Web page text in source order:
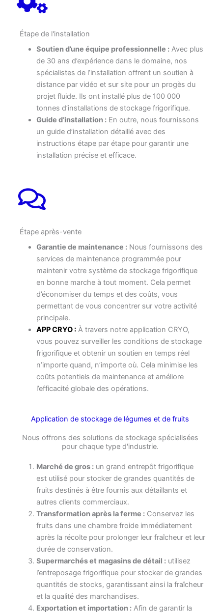
Étape de l'installation
Soutien d’une équipe professionnelle :Avec plus
de 30 ans d’expérience dans le domaine, nos
spécialistes de l’installation offrent un soutien à
distance par vidéo et sur site pour un progès du
projet fluide. Ils ont installé plus de 100 000
tonnes d’installations de stockage frigorifique.
Guide d’installation :En outre, nous fournissons
un guide d’installation détaillé avec des
instructions étape par étape pour garantir une
installation précise et efficace.
Étape après-vente
Garantie de maintenance :Nous fournissons des
services de maintenance programmée pour
maintenir votre système de stockage frigorifique
en bonne marche à tout moment. Cela permet
d’économiser du temps et des coûts, vous
permettant de vous concentrer sur votre activité
principale.
APP CRYO :À travers notre application CRYO,
vous pouvez surveiller les conditions de stockage
frigorifique et obtenir un soutien en temps réel
n’importe quand, n’importe où. Cela minimise les
coûts potentiels de maintenance et améliore
l’efficacité globale des opérations.
Application de stockage de légumes et de fruits
Nous offrons des solutions de stockage spécialisées
pour chaque type d'industrie.
Marché de gros :un grand entrepôt frigorifique
est utilisé pour stocker de grandes quantités de
fruits destinés à être fournis aux détaillants et
autres clients commerciaux.
Transformation après la ferme :Conservez les
fruits dans une chambre froide immédiatement
après la récolte pour prolonger leur fraîcheur et leur
durée de conservation.
Supermarchés et magasins de détail :utilisez
l’entreposage frigorifique pour stocker de grandes
quantités de stocks, garantissant ainsi la fraîcheur
et la qualité des marchandises.
Exportation et importation :Afin de garantir la